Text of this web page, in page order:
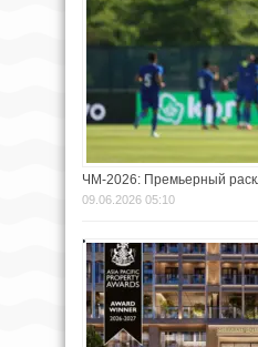
ЧМ-2026: Премьерный
09.06.2026 05:10